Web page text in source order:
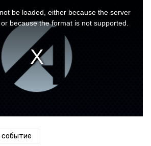
be loaded, either because the server
because the format is not supported.
событие